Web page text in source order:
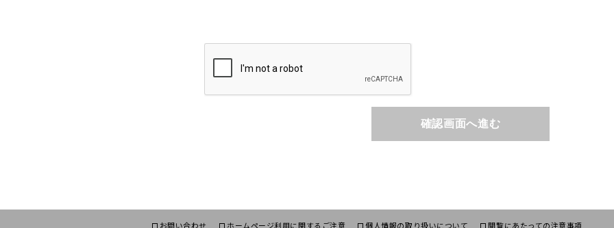
確認画面へ進む
お問い合わせ ホームページ利用に関するご注意 個人情報の取り扱いについて 閲覧にあたっての注意事項